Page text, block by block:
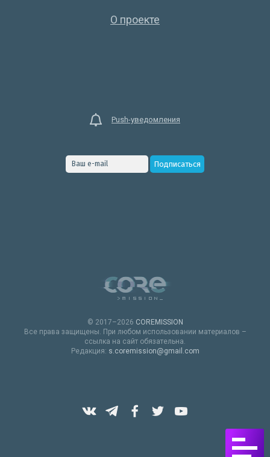
О проекте
Push-уведомления
© 2017–2026 COREMISSION
Все права защищены. При любом использовании материалов –
ссылка на сайт обязательна.
Редакция: s.coremission@gmail.com